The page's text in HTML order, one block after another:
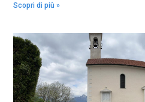
Scopri di più »